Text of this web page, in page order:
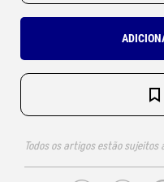
Todos os artigos estão